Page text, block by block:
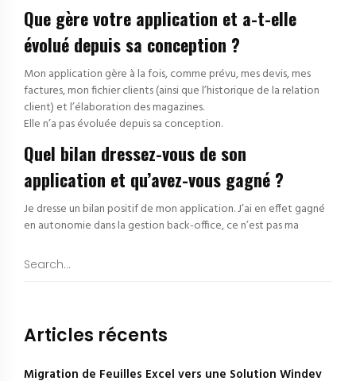
Que gère votre application et a-t-elle
évolué depuis sa conception ?
Mon application gère à la fois, comme prévu, mes devis, mes
factures, mon fichier clients (ainsi que l’historique de la relation
client) et l’élaboration des magazines.
Elle n’a pas évoluée depuis sa conception.
Quel bilan dressez-vous de son
application et qu’avez-vous gagné ?
Je dresse un bilan positif de mon application. J’ai en effet gagné
en autonomie dans la gestion back-office, ce n’est pas ma
Articles récents
Migration de Feuilles Excel vers une Solution Windev